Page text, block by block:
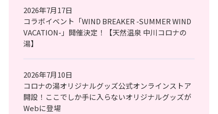
2026年7月17日
コラボイベント「WIND BREAKER -SUMMER WIND
VACATION-」開催決定！【天然温泉 中川コロナの
湯】
2026年7月10日
コロナの湯オリジナルグッズ公式オンラインストア
開設！ここでしか手に入らないオリジナルグッズが
Webに登場